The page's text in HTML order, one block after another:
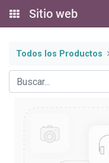
Sitio web
Todos los Productos